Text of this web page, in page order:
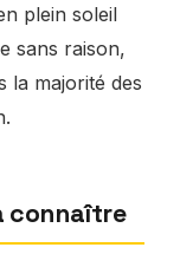
plein soleil
sans raison,
la majorité des
connaître